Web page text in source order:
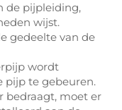
de pijpleiding,
wijst.
gedeelte van de
wordt
pijp te gebeuren.
bedraagt, moet er